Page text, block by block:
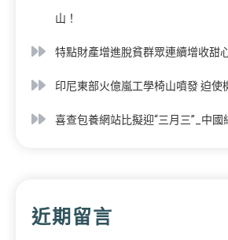
山！
特點財產增進脫貧群眾連續增收甜
印尼東部火億嵐工學椅山噴發 迫使
喜查包養網站比擬迎“三月三”_中國
近期留言